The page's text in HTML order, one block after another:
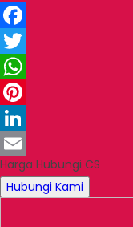
Facebook
Twitter
WhatsApp
Pinterest
LinkedIn
Email
Harga Hubungi CS
Hubungi Kami